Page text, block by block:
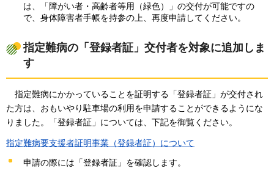
は、「障がい者・高齢者等用（緑色）」の交付が可能ですの
で、身体障害者手帳を持参の上、再度申請してください。
指定難病の「登録者証」交付者を対象に追加しま
す
指定難病にかかっていることを証明する「登録者証」が交付され
た方は、おもいやり駐車場の利用を申請することができるようにな
りました。「登録者証」については、下記を御覧ください。
指定難病要支援者証明事業（登録者証）について
申請の際には「登録者証」を確認します。